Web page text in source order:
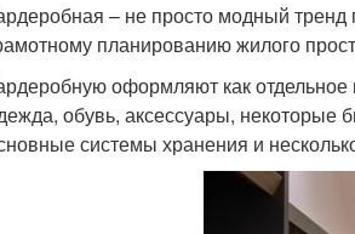
– не просто модный
планированию жилого
оформляют как
обувь, аксессуары, некоторые
системы хранения и